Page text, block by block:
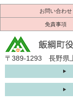
お問い合わせ
免責事項
〒389-1293 長野県